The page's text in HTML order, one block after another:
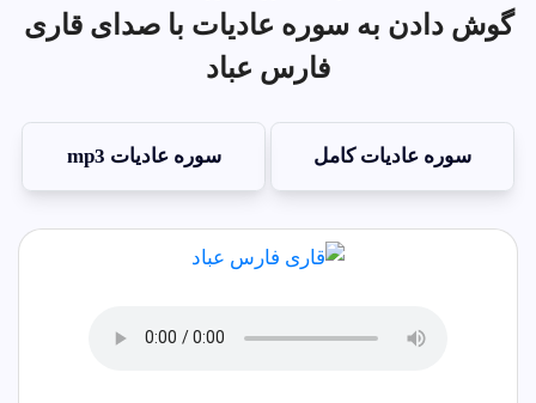
گوش دادن به سوره عاديات با صدای قاری
فارس عباد
سوره عاديات کامل سوره عاديات mp3